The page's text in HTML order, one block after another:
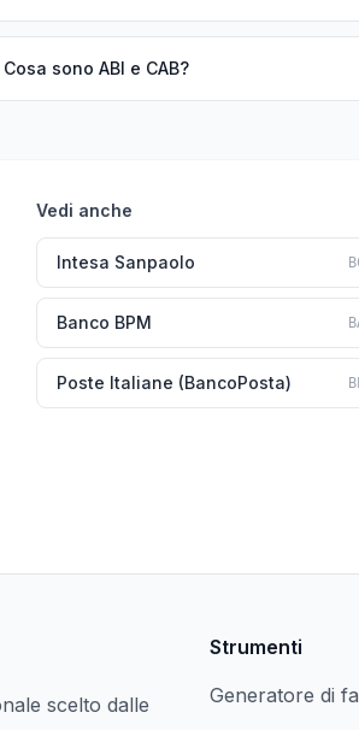
Cosa sono ABI e CAB?
Vedi anche
Intesa Sanpaolo
Banco BPM
Poste Italiane (BancoPosta)
scelto dalle
Strumenti
Generatore di